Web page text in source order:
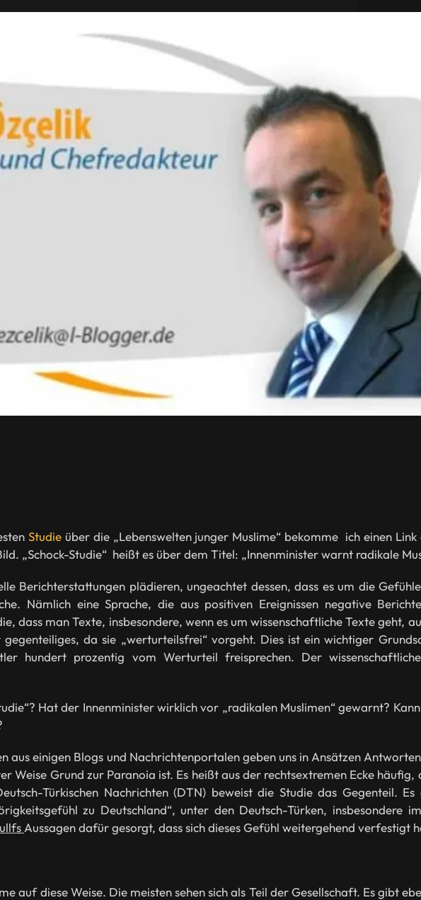
Studieüber die „Lebenswelten junger Muslime“ bekomme ich einen
„Schock-Studie“ heißt es über dem Titel: „Innenminister warnt radikale
Berichterstattungen plädieren, ungeachtet dessen, dass es um die
Nämlich eine Sprache, die aus positiven Ereignissen negative
dass man Texte, insbesondere, wenn es um wissenschaftliche Texte geht,
da sie „werturteilsfrei“ vorgeht. Dies ist ein wichtiger
hundert prozentig vom Werturteil freisprechen. Der
Hat der Innenminister wirklich vor „radikalen Muslimen“ gewarnt?
aus einigen Blogs und Nachrichtenportalen geben uns in Ansätzen
Weise Grund zur Paranoia ist. Es heißt aus der rechtsextremen Ecke häufig,
Türkischen Nachrichten (DTN) beweist die Studie das Gegenteil.
zu Deutschland“, unter den Deutsch-Türken, insbesondere
Aussagen dafür gesorgt, dass sich dieses Gefühl weitergehend verfestigt
auf diese Weise. Die meisten sehen sich als Teil der Gesellschaft. Es gibt